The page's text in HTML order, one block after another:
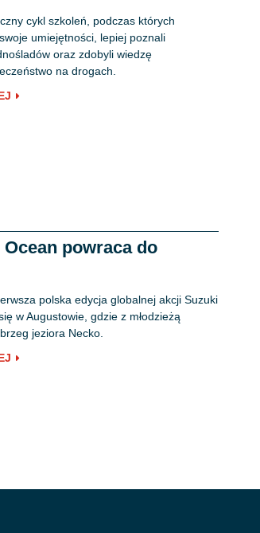
cykl szkoleń, podczas których
umiejętności, lepiej poznali
oraz zdobyli wiedzę
na drogach.
powraca do
polska edycja globalnej akcji Suzuki
w Augustowie, gdzie z młodzieżą
jeziora Necko.